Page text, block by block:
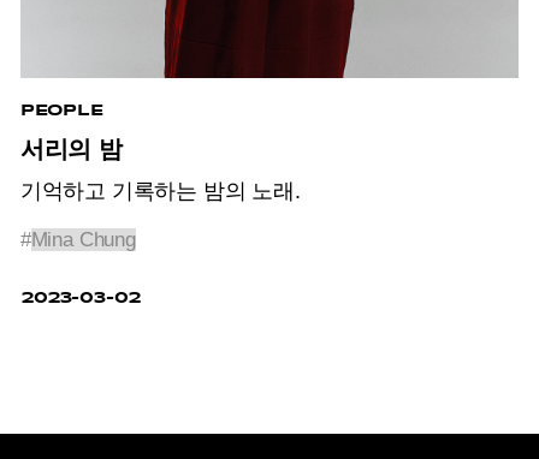
PEOPLE
서리의 밤
기억하고 기록하는 밤의 노래.
#Mina Chung
2023-03-02